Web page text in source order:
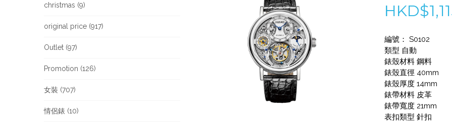
christmas (9)
original price (917)
Outlet (97)
Promotion (126)
女裝 (707)
情侶錶 (10)
編號： S0102
類型 自動
錶殼材料 鋼料
錶殼直徑 40mm
錶殼厚度 14mm
錶帶材料 皮革
錶帶寬度 21mm
表扣類型 針扣